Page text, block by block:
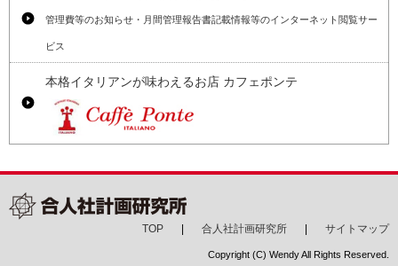
管理費等のお知らせ・月間管理報告書記載情報等のインターネット閲覧サー
ビス
本格イタリアンが味わえるお店 カフェポンテ
TOP 合人社計画研究所 サイトマップ
Copyright (C) Wendy All Rights Reserved.